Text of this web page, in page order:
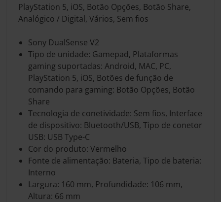
PlayStation 5, iOS, Botão Opções, Botão Share,
Analógico / Digital, Vários, Sem fios
Sony DualSense V2
Tipo de unidade: Gamepad, Plataformas
gaming suportadas: Android, MAC, PC,
PlayStation 5, iOS, Botões de função de
comando para gaming: Botão Opções, Botão
Share
Tecnologia de conetividade: Sem fios, Interface
de dispositivo: Bluetooth/USB, Tipo de conetor
USB: USB Type-C
Cor do produto: Vermelho
Fonte de alimentação: Bateria, Tipo de bateria:
Interno
Largura: 160 mm, Profundidade: 106 mm,
Altura: 66 mm